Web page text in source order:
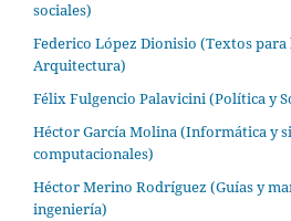
sociales)
Federico López Dionisio (Textos para
Arquitectura)
Félix Fulgencio Palavicini (Política y
Héctor García Molina (Informática y
computacionales)
Héctor Merino Rodríguez (Guías y
ingeniería)